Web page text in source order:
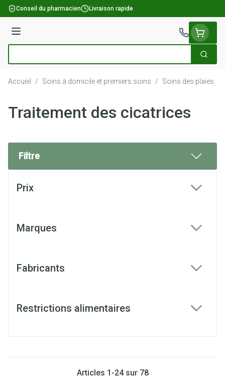
Aller au contenu
Conseil du pharmacien Livraison rapide
Menu
Accueil / Soins à domicile et premiers soins / Soins des plaies
Traitement des cicatrices
Filtre
Prix
Marques
Fabricants
Restrictions alimentaires
Articles 1 -24sur 78